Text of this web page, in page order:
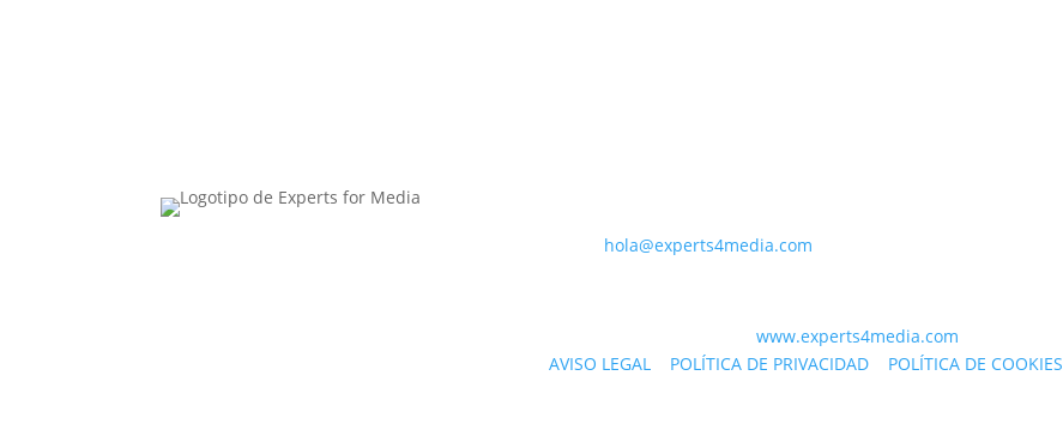
hola@experts4media.com
www.experts4media.com
AVISO LEGAL| POLÍTICA DE PRIVACIDAD| POLÍTICA DE COOKIES